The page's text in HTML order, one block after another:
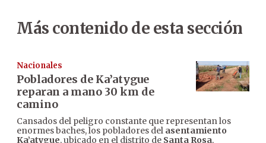
Más contenido de esta sección
Nacionales
Pobladores de Ka’atygue
reparan a mano 30 km de
camino
Cansados del peligro constante que representan los
enormes baches, los pobladores del asentamiento
Ka’atygue, ubicado en el distrito de Santa Rosa,